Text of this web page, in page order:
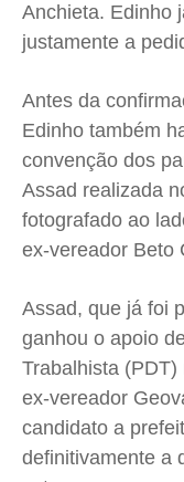
Anchieta. Edinho
justamente a
Antes da
Edinho também
convenção dos
Assad realizada
fotografado ao
ex-vereador Beto
Assad, que já foi
ganhou o apoio
Trabalhista
ex-vereador
candidato a
definitivamente a